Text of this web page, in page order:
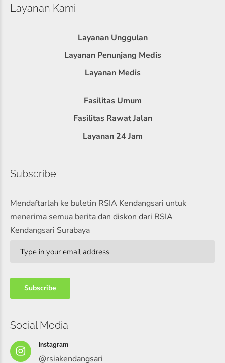
Layanan Kami
Layanan Unggulan
Layanan Penunjang Medis
Layanan Medis
Fasilitas Umum
Fasilitas Rawat Jalan
Layanan 24 Jam
Subscribe
Mendaftarlah ke buletin RSIA Kendangsari untuk
menerima semua berita dan diskon dari RSIA
Kendangsari Surabaya
Social Media
Instagram
@rsiakendangsari